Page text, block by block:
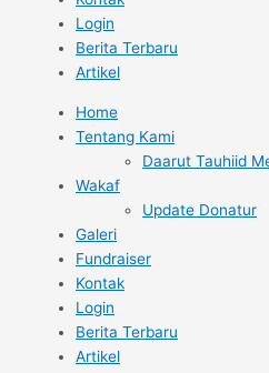
Login
Berita Terbaru
Artikel
Home
Tentang Kami
Daarut Tauhiid
Wakaf
Update Donatur
Galeri
Fundraiser
Kontak
Login
Berita Terbaru
Artikel